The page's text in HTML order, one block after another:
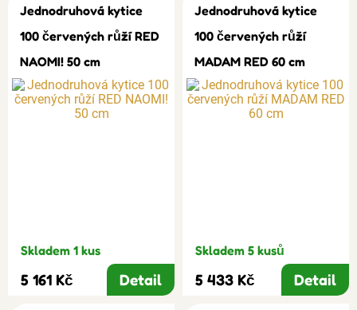
Jednodruhová kytice
100 červených růží RED
NAOMI! 50 cm
Skladem 1 kus
5 161 Kč Detail
Jednodruhová kytice
100 červených růží
MADAM RED 60 cm
Skladem 5 kusů
5 433 Kč Detail